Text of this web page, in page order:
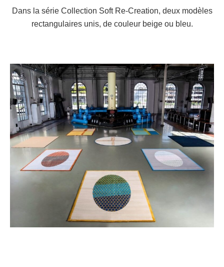
Dans la série Collection Soft Re-Creation, deux modèles
rectangulaires unis, de couleur beige ou bleu.